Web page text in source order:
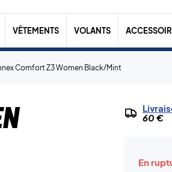
VÊTEMENTS VOLANTS
Comfort Z3 Women Black/Mint
60 €
En